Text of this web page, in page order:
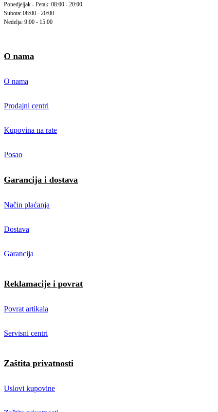
Ponedjeljak - Petak: 08:00 - 20:00
Subota: 08:00 - 20:00
Nedelja: 9:00 - 15:00
O nama
O nama
Prodajni centri
Kupovina na rate
Posao
Garancija i dostava
Način plaćanja
Dostava
Garancija
Reklamacije i povrat
Povrat artikala
Servisni centri
Zaštita privatnosti
Uslovi kupovine